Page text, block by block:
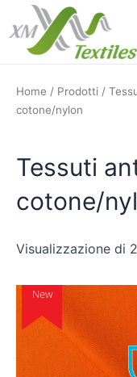
contenuto
Home / Prodotti /
cotone/nylon
Tessuti
cotone/
Visualizzazione di
New